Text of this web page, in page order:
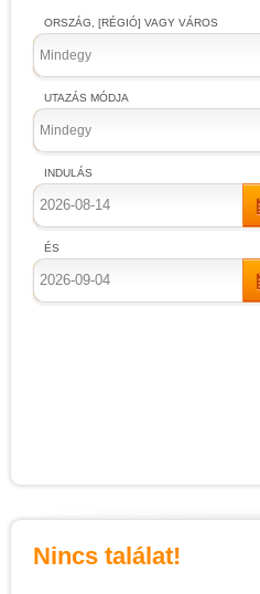
ORSZÁG, [RÉGIÓ] VAGY VÁROS
Mindegy
UTAZÁS MÓDJA
Mindegy
INDULÁS
ÉS
Nincs találat!